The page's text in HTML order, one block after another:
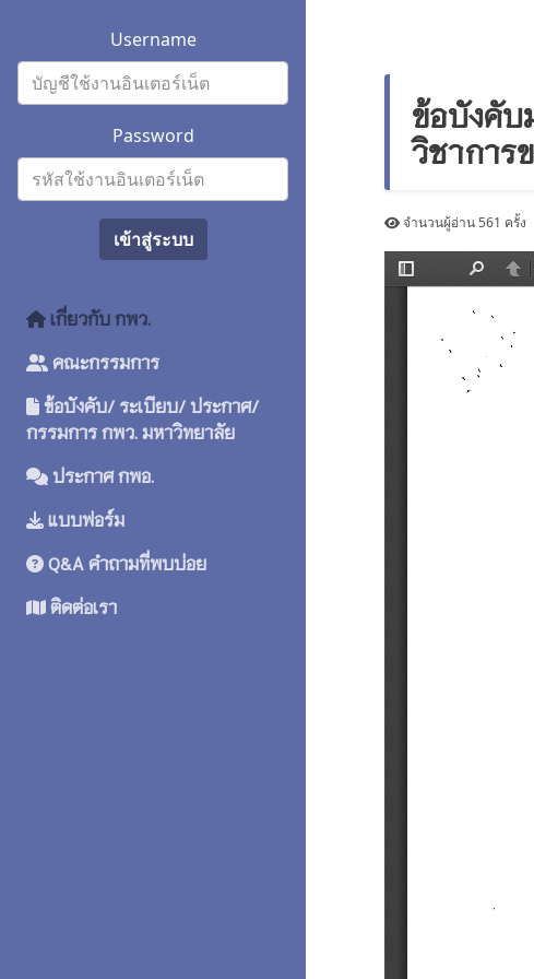
Username
Password
เข้าสู่ระบบ
เกี่ยวกับ กพว.
คณะกรรมการ
ข้อบังคับ/ ระเบียบ/ ประกาศ/
กรรมการ กพว. มหาวิทยาลัย
ประกาศ กพอ.
แบบฟอร์ม
Q&A คำถามที่พบบ่อย
ติดต่อเรา
ข้อบังคับ
วิชาการ
จำนวนผู้อ่าน 561 ครั้ง